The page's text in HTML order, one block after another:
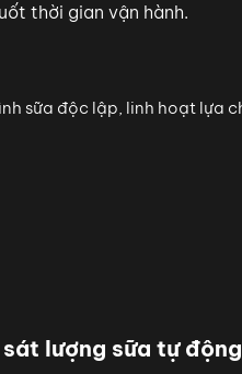
thời gian vận hành.
lượng sữa tự động